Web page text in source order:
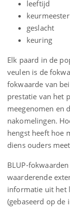
leeftijd
keurmeester
geslacht
keuring
Elk paard in de
veulen is de
fokwaarde van
prestatie van het
meegenomen en
nakomelingen.
hengst heeft hoe
diens ouders
BLUP-
waarderende
informatie uit het
(gebaseerd op de